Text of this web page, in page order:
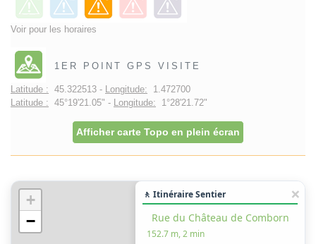
Voir pour les horaires
1ER POINT GPS VISITE
Latitude : 45.322513 - Longitude: 1.472700
Latitude : 45°19'21.05" - Longitude: 1°28'21.72"
Afficher carte Topo en plein écran
+
−
🚶 Itinéraire Sentier
Rue du Château de Comborn
152.7 m, 2 min